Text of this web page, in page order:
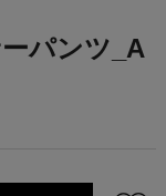
パンツ_A